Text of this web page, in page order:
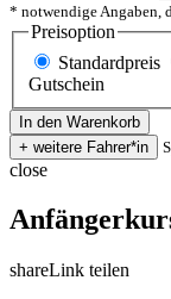
* notwendige Angaben,
Preisoption
Standardpreis
Gutschein
close
shareLink teilen